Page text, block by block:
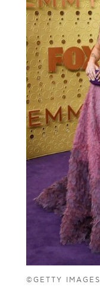
©GETTY IMAGES